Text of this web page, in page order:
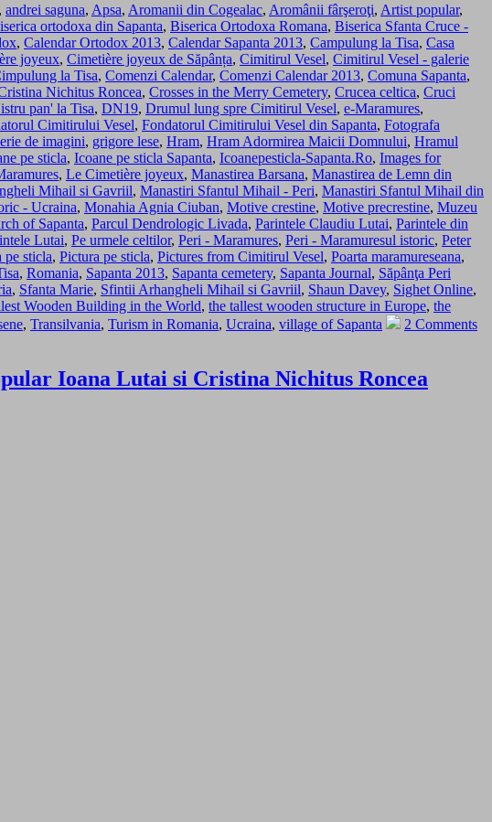
, andrei saguna, Apsa, Aromanii din Cogealac, Aromânii fârşeroţi, Artist popular,
ortodoxa din Sapanta, Biserica Ortodoxa Romana, Biserica Sfanta Cruce -
, Calendar Ortodox 2013, Calendar Sapanta 2013, Campulung la Tisa, Casa
joyeux, Cimetière joyeux de Săpânța, Cimitirul Vesel, Cimitirul Vesel - galerie
la Tisa, Comenzi Calendar, Comenzi Calendar 2013, Comuna Sapanta,
Nichitus Roncea, Crosses in the Merry Cemetery, Crucea celtica, Cruci
pan' la Tisa, DN19, Drumul lung spre Cimitirul Vesel, e-Maramures,
Cimitirului Vesel, Fondatorul Cimitirului Vesel din Sapanta, Fotografa
de imagini, grigore lese, Hram, Hram Adormirea Maicii Domnului, Hramul
pe sticla, Icoane pe sticla Sapanta, Icoanepesticla-Sapanta.Ro, Images for
, Le Cimetière joyeux, Manastirea Barsana, Manastirea de Lemn din
Mihail si Gavriil, Manastiri Sfantul Mihail - Peri, Manastiri Sfantul Mihail din
- Ucraina, Monahia Agnia Ciuban, Motive crestine, Motive precrestine, Muzeu
of Sapanta, Parcul Dendrologic Livada, Parintele Claudiu Lutai, Parintele din
Lutai, Pe urmele celtilor, Peri - Maramures, Peri - Maramuresul istoric, Peter
pe sticla, Pictura pe sticla, Pictures from Cimitirul Vesel, Poarta maramureseana,
, Romania, Sapanta 2013, Sapanta cemetery, Sapanta Journal, Săpânţa Peri
, Sfanta Marie, Sfintii Arhangheli Mihail si Gavriil, Shaun Davey, Sighet Online,
Wooden Building in the World, the tallest wooden structure in Europe, the
, Transilvania, Turism in Romania, Ucraina, village of Sapanta
2 Comments
Ioana Lutai si Cristina Nichitus Roncea